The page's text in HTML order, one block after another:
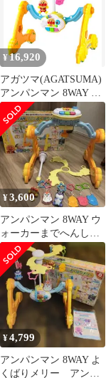
¥16,920
アガツマ(AGATSUMA)
アンパンマン 8WAY ウ
ォーカーまでへんしん!
よくばりメリー （対象
年齢0ヶ月以上）pms
¥3,600
アンパンマン 8WAY ウ
ォーカーまでへんし
ん！よくばりメリー
¥4,799
アンパンマン 8WAY よ
くばりメリー アンパ